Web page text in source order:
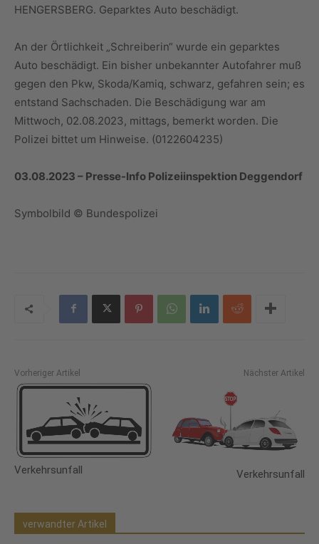
HENGERSBERG. Geparktes Auto beschädigt.
An der Örtlichkeit „Schreiberin“ wurde ein geparktes
Auto beschädigt. Ein bisher unbekannter Autofahrer muß
gegen den Pkw, Skoda/Kamiq, schwarz, gefahren sein; es
entstand Sachschaden. Die Beschädigung war am
Mittwoch, 02.08.2023, mittags, bemerkt worden. Die
Polizei bittet um Hinweise. (0122604235)
03.08.2023 – Presse-Info Polizeiinspektion Deggendorf
Symbolbild © Bundespolizei
Vorheriger Artikel
Verkehrsunfall
Nächster Artikel
Verkehrsunfall
verwandter Artikel